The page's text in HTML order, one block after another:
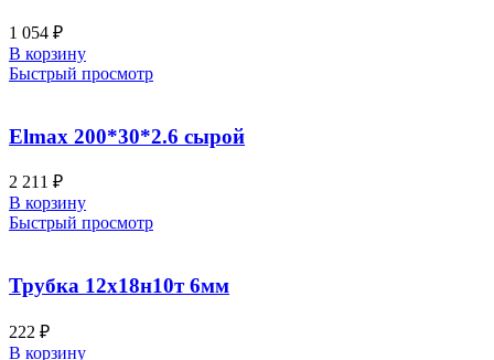
1 054 ₽
В корзину
Быстрый просмотр
Elmax 200*30*2.6 сырой
2 211 ₽
В корзину
Быстрый просмотр
Трубка 12х18н10т 6мм
222 ₽
В корзину